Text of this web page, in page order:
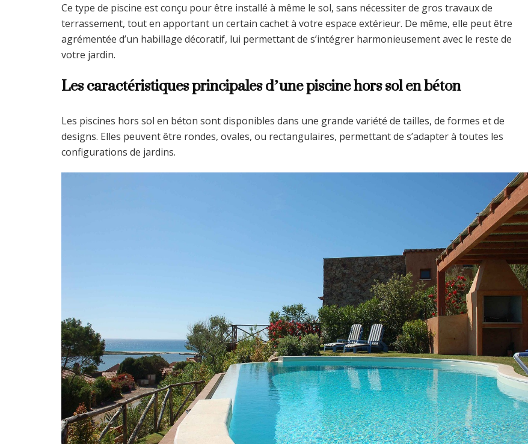
Ce type de piscine est conçu pour être installé à même le sol, sans nécessiter de gros travaux de
terrassement, tout en apportant un certain cachet à votre espace extérieur. De même, elle peut être
agrémentée d’un habillage décoratif, lui permettant de s’intégrer harmonieusement avec le reste de
votre jardin.
Les caractéristiques principales d’une piscine hors sol en béton
Les piscines hors sol en béton sont disponibles dans une grande variété de tailles, de formes et de
designs. Elles peuvent être rondes, ovales, ou rectangulaires, permettant de s’adapter à toutes les
configurations de jardins.